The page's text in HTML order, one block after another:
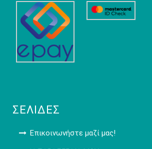
ΣΕΛΊΔΕΣ
Επικοινωνήστε μαζί μας!